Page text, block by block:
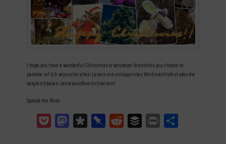
I hope you have a wonderful Christmas or whatever festivities you choose to
partake in! Ich wünsche allen Lesern ein entspanntes Weihnachtsfest oder die
vergleichbaren Jahresendfeierlichkeiten!
Spread the Word:
Pocket MastodonDiasporaPinboardReddit Buffer Print